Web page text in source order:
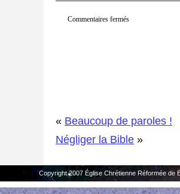
Commentaires fermés
« Beaucoup de paroles !
Négliger la Bible »
Copyright 2007 Église Chrétienne Réformée de